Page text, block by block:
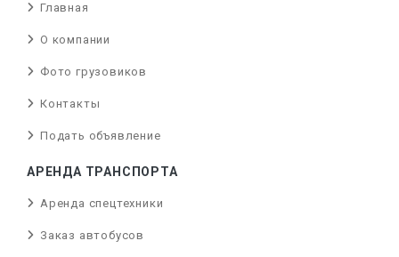
Главная
О компании
Фото грузовиков
Контакты
Подать объявление
АРЕНДА ТРАНСПОРТА
Аренда спецтехники
Заказ автобусов